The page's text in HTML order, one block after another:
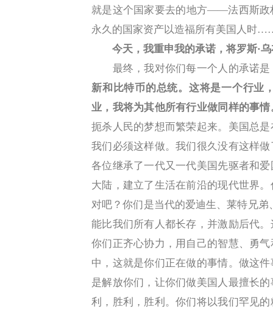
就是这个国家要去的地方——法西斯政
永久的国家资产以造福所有美国人时
今天，我重申我的承诺，将罗斯·
最终，我对你们每一个人的承诺是
新和比特币的总统。这将是一个行业
业，我将为其他所有行业做同样的事情
扼杀人民的梦想而繁荣起来。美国总
我们必须这样做。我们很久没有这样
各位继承了一代又一代美国先驱者和
大陆，建立了生活在前沿的现代世界
对吧？你们是当代的爱迪生、莱特兄
能比我们所有人都长存，并激励后代
你们正齐心协力，用自己的智慧、勇
中，这就是你们正在做的事情。做这
是解放你们，让你们做美国人最擅长
利，胜利，胜利。你们将以我们罕见